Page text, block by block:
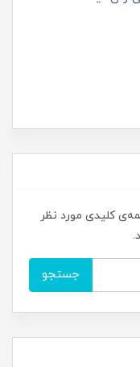
کلیدی مورد نظر
جستجو